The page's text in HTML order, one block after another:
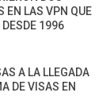
EN LAS VPN QUE
1996
A LA LLEGADA
DE VISAS EN